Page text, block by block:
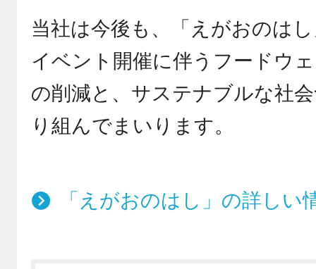
当社は今後も、「えがおのは
イベント開催に伴うフードウ
の削減と、サステナブルな社
り組んでまいります。
「えがおのはし」の詳しい